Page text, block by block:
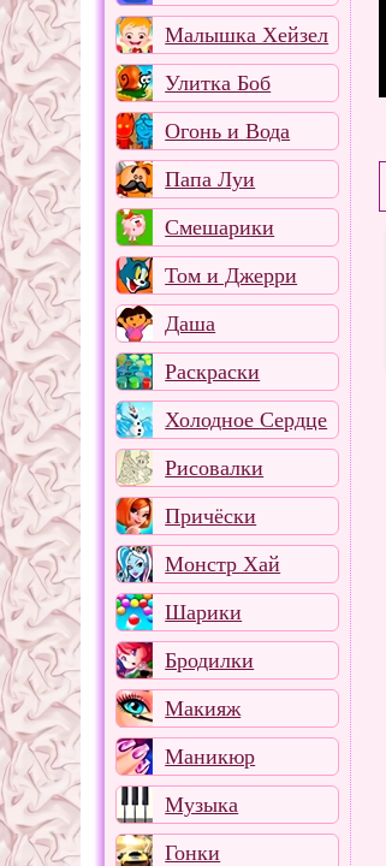
Малышка Хейзел
Улитка Боб
Огонь и Вода
Папа Луи
Смешарики
Том и Джерри
Даша
Раскраски
Холодное Сердце
Рисовалки
Причёски
Монстр Хай
Шарики
Бродилки
Макияж
Маникюр
Музыка
Гонки